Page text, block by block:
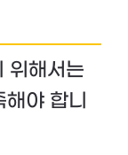
위해서는
야 합니